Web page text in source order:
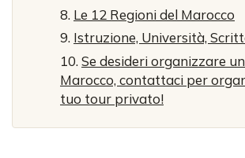
Le 12 Regioni del Marocco
Istruzione, Università,
Se desideri organizzare
Marocco, contattaci per
tuo tour privato!